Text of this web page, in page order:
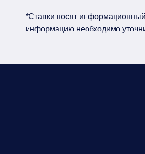
*Ставки носят
информацию необходимо